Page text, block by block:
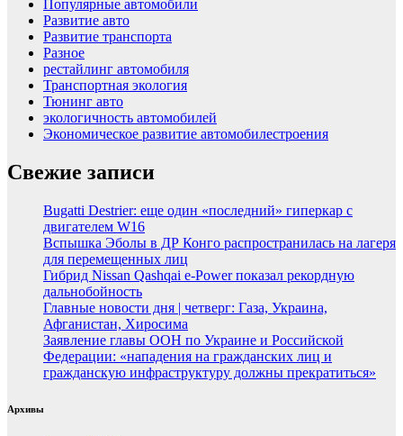
Популярные автомобили
Развитие авто
Развитие транспорта
Разное
рестайлинг автомобиля
Транспортная экология
Тюнинг авто
экологичность автомобилей
Экономическое развитие автомобилестроения
Свежие записи
Bugatti Destrier: еще один «последний» гиперкар с
двигателем W16
Вспышка Эболы в ДР Конго распространилась на лагеря
для перемещенных лиц
Гибрид Nissan Qashqai e-Power показал рекордную
дальнобойность
Главные новости дня | четверг: Газа, Украина,
Афганистан, Хиросима
Заявление главы ООН по Украине и Российской
Федерации: «нападения на гражданских лиц и
гражданскую инфраструктуру должны прекратиться»
Архивы